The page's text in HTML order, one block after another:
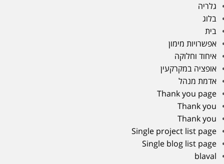
גלריה
בלוג
בית
אפשרויות מימון
איחוד וחלוקה
אופציה במקרקעין
אדמת מנהל
Thank you page
Thank you
Thank you
Single project list page
Single blog list page
blaval